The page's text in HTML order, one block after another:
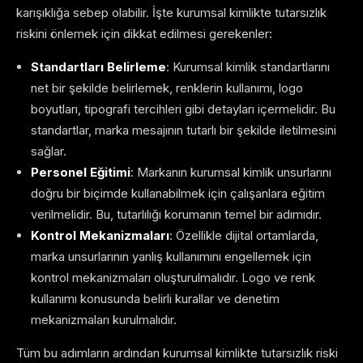
karışıklığa sebep olabilir. İşte kurumsal kimlikte tutarsızlık
riskini önlemek için dikkat edilmesi gerekenler:
Standartları Belirleme: Kurumsal kimlik standartlarını
net bir şekilde belirlemek, renklerin kullanımı, logo
boyutları, tipografi tercihleri gibi detayları içermelidir. Bu
standartlar, marka mesajının tutarlı bir şekilde iletilmesini
sağlar.
Personel Eğitimi: Markanın kurumsal kimlik unsurlarını
doğru bir biçimde kullanabilmek için çalışanlara eğitim
verilmelidir. Bu, tutarlılığı korumanın temel bir adımıdır.
Kontrol Mekanizmaları: Özellikle dijital ortamlarda,
marka unsurlarının yanlış kullanımını engellemek için
kontrol mekanizmaları oluşturulmalıdır. Logo ve renk
kullanımı konusunda belirli kurallar ve denetim
mekanizmaları kurulmalıdır.
Tüm bu adımların ardından kurumsal kimlikte tutarsızlık riski